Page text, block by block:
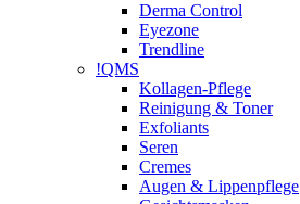
Derma Control
Eyezone
Trendline
!QMS
Kollagen-Pflege
Reinigung & Toner
Exfoliants
Seren
Cremes
Augen & Lippenpflege